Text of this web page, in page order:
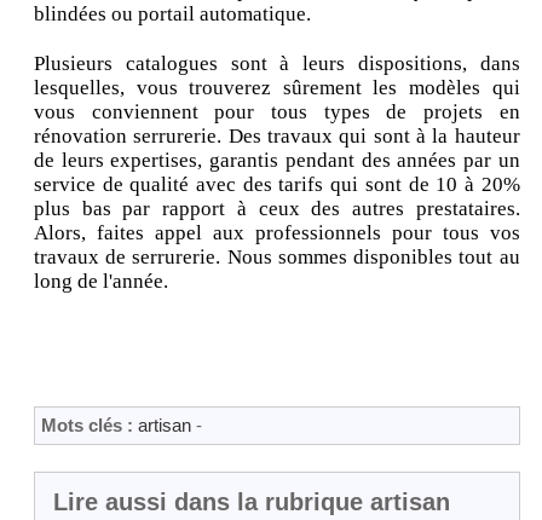
blindées ou portail automatique.
Plusieurs catalogues sont à leurs dispositions, dans
lesquelles, vous trouverez sûrement les modèles qui
vous conviennent pour tous types de projets en
rénovation serrurerie. Des travaux qui sont à la hauteur
de leurs expertises, garantis pendant des années par un
service de qualité avec des tarifs qui sont de 10 à 20%
plus bas par rapport à ceux des autres prestataires.
Alors, faites appel aux professionnels pour tous vos
travaux de serrurerie. Nous sommes disponibles tout au
long de l'année.
Mots clés : artisan -
Lire aussi dans la rubrique artisan